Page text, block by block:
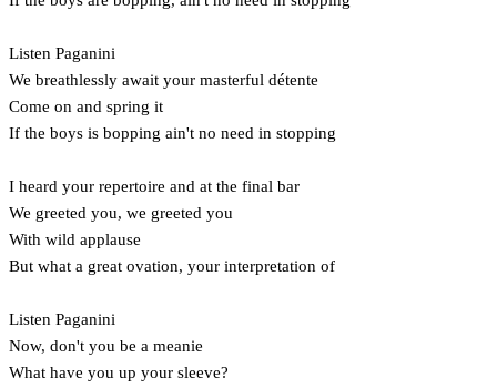
Listen Paganini
We breathlessly await your masterful détente
Come on and spring it
If the boys is bopping ain't no need in stopping
I heard your repertoire and at the final bar
We greeted you, we greeted you
With wild applause
But what a great ovation, your interpretation of
Listen Paganini
Now, don't you be a meanie
What have you up your sleeve?